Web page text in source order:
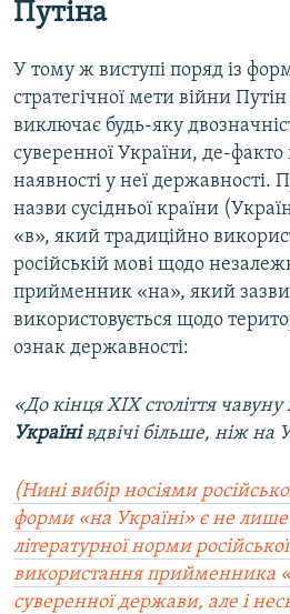
Путіна
У тому ж виступі поряд із
стратегічної мети війни
виключає будь-яку
суверенної України, де-
наявності у неї державності.
назви сусідньої країни
«в», який традиційно
російській мові щодо
прийменник «на», який
використовується щодо
ознак державності:
«До кінця ХIХ століття
Українівдвічі більше, ніж на
(Нині вибір носіями
форми «на Україні» є не
літературної норми
використання прийменника
суверенної держави, але і